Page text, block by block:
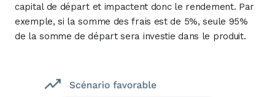
capital de départ et impactent donc le rendement. Par
exemple, si la somme des frais est de 5%, seule 95%
de la somme de départ sera investie dans le produit.